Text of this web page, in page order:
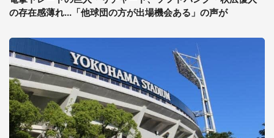
の存在感薄れ...「他球団の方が出場機会ある」の声が